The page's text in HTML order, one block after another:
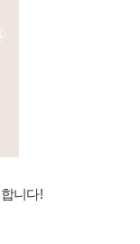
니다!